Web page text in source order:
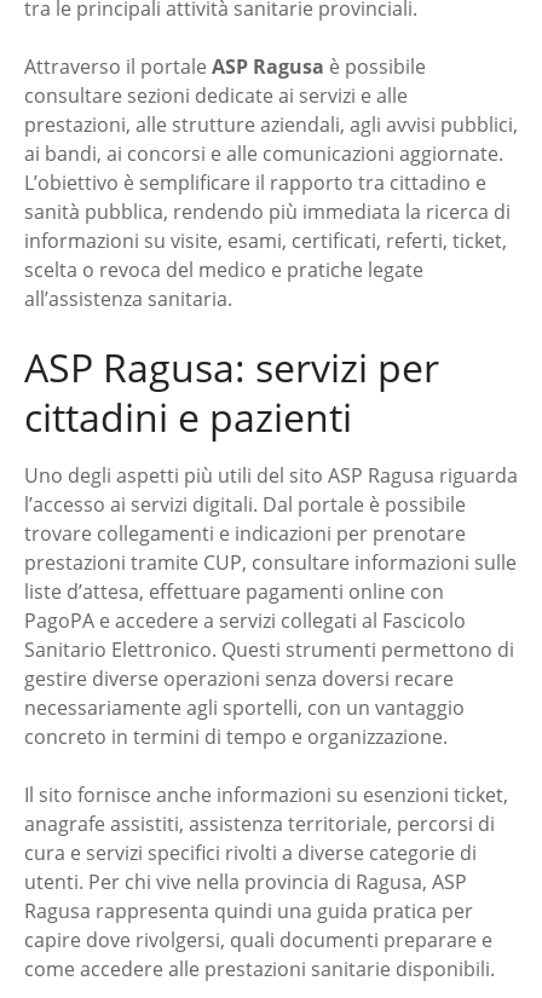
tra le principali attività sanitarie provinciali.
Attraverso il portale ASP Ragusa è possibile
consultare sezioni dedicate ai servizi e alle
prestazioni, alle strutture aziendali, agli avvisi pubblici,
ai bandi, ai concorsi e alle comunicazioni aggiornate.
L’obiettivo è semplificare il rapporto tra cittadino e
sanità pubblica, rendendo più immediata la ricerca di
informazioni su visite, esami, certificati, referti, ticket,
scelta o revoca del medico e pratiche legate
all’assistenza sanitaria.
ASP Ragusa: servizi per
cittadini e pazienti
Uno degli aspetti più utili del sito ASP Ragusa riguarda
l’accesso ai servizi digitali. Dal portale è possibile
trovare collegamenti e indicazioni per prenotare
prestazioni tramite CUP, consultare informazioni sulle
liste d’attesa, effettuare pagamenti online con
PagoPA e accedere a servizi collegati al Fascicolo
Sanitario Elettronico. Questi strumenti permettono di
gestire diverse operazioni senza doversi recare
necessariamente agli sportelli, con un vantaggio
concreto in termini di tempo e organizzazione.
Il sito fornisce anche informazioni su esenzioni ticket,
anagrafe assistiti, assistenza territoriale, percorsi di
cura e servizi specifici rivolti a diverse categorie di
utenti. Per chi vive nella provincia di Ragusa, ASP
Ragusa rappresenta quindi una guida pratica per
capire dove rivolgersi, quali documenti preparare e
come accedere alle prestazioni sanitarie disponibili.